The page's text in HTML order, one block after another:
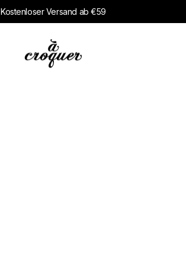
Kostenloser Versand ab €59
à croquer